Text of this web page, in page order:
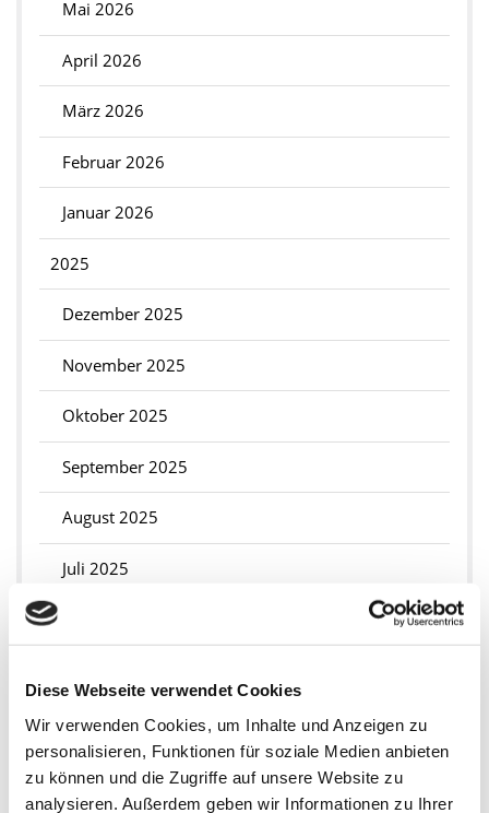
Diese Webseite verwendet Cookies
Wir verwenden Cookies, um Inhalte und Anzeigen zu
personalisieren, Funktionen für soziale Medien anbieten
zu können und die Zugriffe auf unsere Website zu
analysieren. Außerdem geben wir Informationen zu Ihrer
Mai 2026
April 2026
März 2026
Februar 2026
Januar 2026
2025
Dezember 2025
November 2025
Oktober 2025
September 2025
August 2025
Juli 2025
April 2025
März 2025